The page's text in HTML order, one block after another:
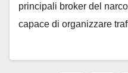
principali broker del
capace di organizzare